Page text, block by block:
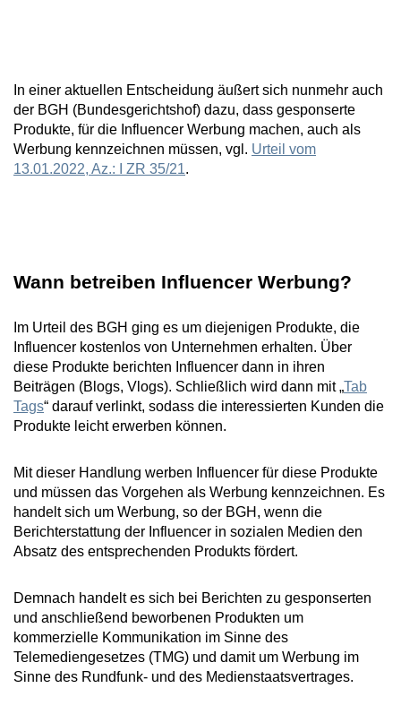
In einer aktuellen Entscheidung äußert sich nunmehr auch
der BGH (Bundesgerichtshof) dazu, dass gesponserte
Produkte, für die Influencer Werbung machen, auch als
Werbung kennzeichnen müssen, vgl. Urteil vom
13.01.2022, Az.: I ZR 35/21.
Wann betreiben Influencer Werbung?
Im Urteil des BGH ging es um diejenigen Produkte, die
Influencer kostenlos von Unternehmen erhalten. Über
diese Produkte berichten Influencer dann in ihren
Beiträgen (Blogs, Vlogs). Schließlich wird dann mit „Tab
Tags“ darauf verlinkt, sodass die interessierten Kunden die
Produkte leicht erwerben können.
Mit dieser Handlung werben Influencer für diese Produkte
und müssen das Vorgehen als Werbung kennzeichnen. Es
handelt sich um Werbung, so der BGH, wenn die
Berichterstattung der Influencer in sozialen Medien den
Absatz des entsprechenden Produkts fördert.
Demnach handelt es sich bei Berichten zu gesponserten
und anschließend beworbenen Produkten um
kommerzielle Kommunikation im Sinne des
Telemediengesetzes (TMG) und damit um Werbung im
Sinne des Rundfunk- und des Medienstaatsvertrages.